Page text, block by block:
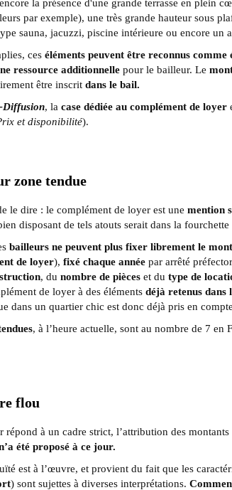
la présence d'une grande terrasse en plein
par exemple), une très grande hauteur sous
sauna, jacuzzi, piscine intérieure ou encore un
ces éléments peuvent être reconnus
ressource additionnelle pour le bailleur. Le
être inscrit dans le bail.
Diffusion, la case dédiée au complément de loyer
et disponibilité).
zone tendue
le dire : le complément de loyer est une mention
disposant de tels atouts serait dans la
bailleurs ne peuvent plus fixer librement le
de loyer), fixé chaque année par arrêté
, du nombre de pièces et du type de
de loyer à des éléments déjà retenus
dans un quartier chic est donc déjà pris en
, à l’heure actuelle, sont au nombre de 7 en
flou
répond à un cadre strict, l’attribution des
été proposé à ce jour.
est à l’œuvre, et provient du fait que les
) sont sujettes à diverses interprétations.